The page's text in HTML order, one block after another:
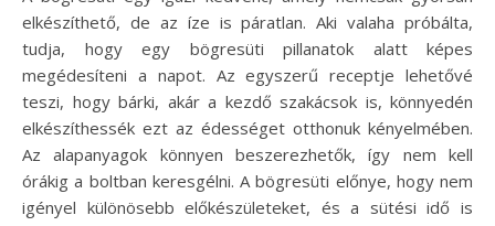
elkészíthető, de az íze is páratlan. Aki valaha próbálta,
tudja, hogy egy bögresüti pillanatok alatt képes
megédesíteni a napot. Az egyszerű receptje lehetővé
teszi, hogy bárki, akár a kezdő szakácsok is, könnyedén
elkészíthessék ezt az édességet otthonuk kényelmében.
Az alapanyagok könnyen beszerezhetők, így nem kell
órákig a boltban keresgélni. A bögresüti előnye, hogy nem
igényel különösebb előkészületeket, és a sütési idő is